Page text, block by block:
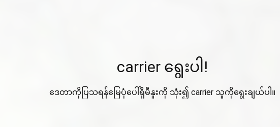
carrier ရွေးပါ!
ဒေတာကိုပြသရန်မြေပုံပေါ်ရှိမီနူးကို သုံး၍ carrier သူကိုရွေးချယ်ပါ။